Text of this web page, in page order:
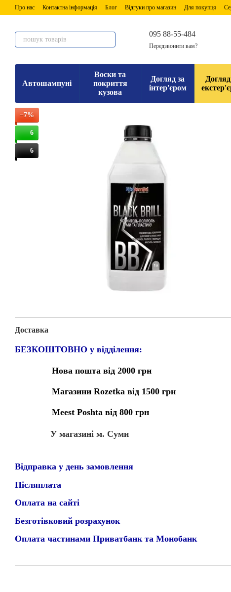
Перейти до основного контенту
Про нас Контактна інформація Блог Відгуки про магазин Для покупця
095 88-55-484
Передзвонити вам?
Автошампуні
Воски та
покриття
кузова
Догляд за
інтер'єром
Догляд
−7%
6
6
Доставка
БЕЗКОШТОВНО у відділення:
Нова пошта від 2000 грн
Магазини Rozetka від 1500 грн
Meest Poshta від 800 грн
У магазині м. Суми
Відправка у день замовлення
Післяплата
Оплата на сайті
Безготівковий розрахунок
Оплата частинами Приватбанк та Монобанк